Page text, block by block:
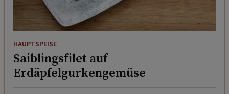
HAUPTSPEISE
Saiblingsfilet auf
Erdäpfelgurkengemüse